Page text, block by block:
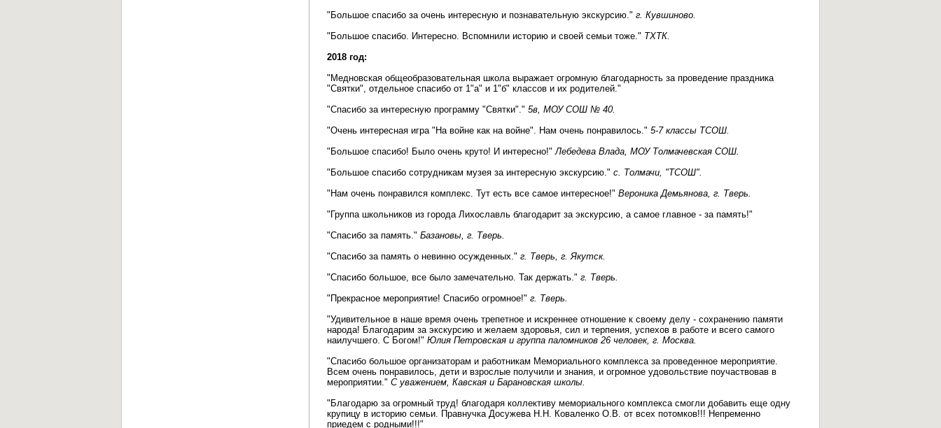
"Большое спасибо за очень интересную и познавательную экскурсию." г. Кувшиново.
"Большое спасибо. Интересно. Вспомнили историю и своей семьи тоже." ТХТК.
2018 год:
"Медновская общеобразовательная школа выражает огромную благодарность за проведение праздника
"Святки", отдельное спасибо от 1"а" и 1"б" классов и их родителей."
"Спасибо за интересную программу "Святки"." 5в, МОУ СОШ № 40.
"Очень интересная игра "На войне как на войне". Нам очень понравилось." 5-7 классы ТСОШ.
"Большое спасибо! Было очень круто! И интересно!"Лебедева Влада, МОУ Толмачевская СОШ.
"Большое спасибо сотрудникам музея за интересную экскурсию." с. Толмачи, "ТСОШ".
"Нам очень понравился комплекс. Тут есть все самое интересное!" Вероника Демьянова, г. Тверь.
"Группа школьников из города Лихославль благодарит за экскурсию, а самое главное - за память!"
"Спасибо за память." Базановы, г. Тверь.
"Спасибо за память о невинно осужденных." г. Тверь, г. Якутск.
"Спасибо большое, все было замечательно. Так держать." г. Тверь.
"Прекрасное мероприятие! Спасибо огромное!" г. Тверь.
"Удивительное в наше время очень трепетное и искреннее отношение к своему делу - сохранению памяти
народа! Благодарим за экскурсию и желаем здоровья, сил и терпения, успехов в работе и всего самого
наилучшего. С Богом!" Юлия Петровская и группа паломников 26 человек, г. Москва.
"Спасибо большое организаторам и работникам Мемориального комплекса за проведенное мероприятие.
Всем очень понравилось, дети и взрослые получили и знания, и огромное удовольствие поучаствовав в
мероприятии." С уважением, Кавская и Барановская школы.
"Благодарю за огромный труд! благодаря коллективу мемориального комплекса смогли добавить еще одну
крупицу в историю семьи. Правнучка Досужева Н.Н. Коваленко О.В. от всех потомков!!! Непременно
приедем с родными!!!"